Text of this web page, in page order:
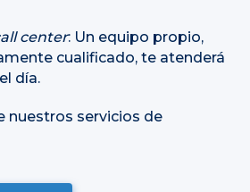
center: Un equipo propio,
cualificado, te atenderá
día.
nuestros servicios de